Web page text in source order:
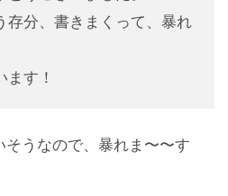
存分、書きまくって、暴れ
す！
うなので、暴れま〜〜す